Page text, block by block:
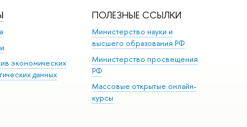
экономических
данных
ПОЛЕЗНЫЕ ССЫЛКИ
Министерство науки и
высшего образования РФ
Министерство просвещения
РФ
Массовые открытые онлайн-
курсы